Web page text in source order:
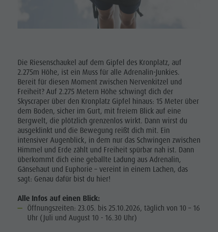
Concordia
2000
Paragleiten
&
Tandemfliegen
Helikopterflug
Skyscraper
Die Riesenschaukel auf dem Gipfel des Kronplatz, auf
2.275m Höhe, ist ein Muss für alle Adrenalin-Junkies.
Bereit für diesen Moment zwischen Nervenkitzel und
Freiheit? Auf 2.275 Metern Höhe schwingt dich der
Skyscraper über den Kronplatz Gipfel hinaus: 15 Meter über
dem Boden, sicher im Gurt, mit freiem Blick auf eine
Bergwelt, die plötzlich grenzenlos wirkt. Dann wirst du
ausgeklinkt und die Bewegung reißt dich mit. Ein
intensiver Augenblick, in dem nur das Schwingen zwischen
Himmel und Erde zählt und Freiheit spürbar nah ist. Dann
überkommt dich eine geballte Ladung aus Adrenalin,
Gänsehaut und Euphorie – vereint in einem Lachen, das
sagt: Genau dafür bist du hier!
Alle Infos auf einen Blick:
Öffnungszeiten: 23.05. bis 25.10.2026, täglich von 10 – 16
Uhr (Juli und August 10 - 16.30 Uhr)